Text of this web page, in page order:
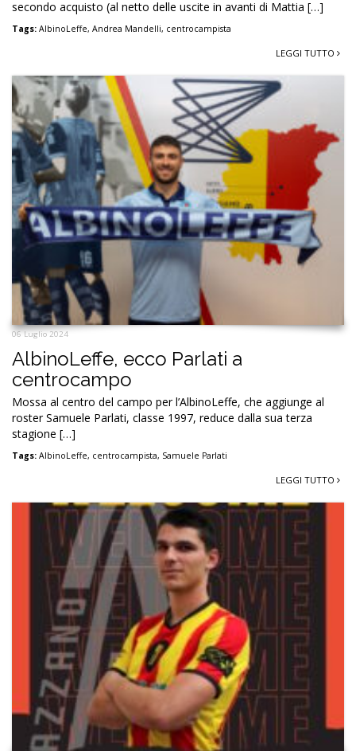
secondo acquisto (al netto delle uscite in avanti di Mattia […]
Tags: AlbinoLeffe, Andrea Mandelli, centrocampista
LEGGI TUTTO
06 Luglio 2024
AlbinoLeffe, ecco Parlati a
centrocampo
Mossa al centro del campo per l’AlbinoLeffe, che aggiunge al
roster Samuele Parlati, classe 1997, reduce dalla sua terza
stagione […]
Tags: AlbinoLeffe, centrocampista, Samuele Parlati
LEGGI TUTTO